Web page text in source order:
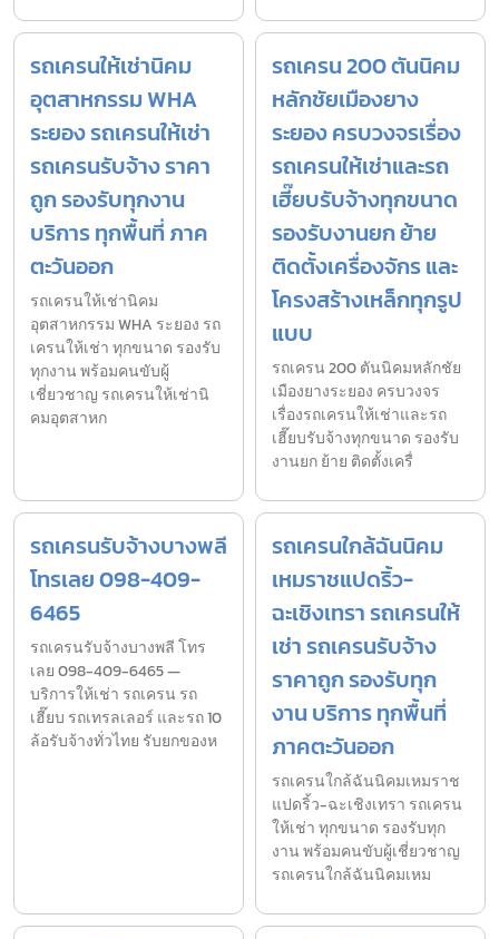
รถเครนให้เช่านิคม
อุตสาหกรรม WHA
ระยอง รถเครนให้เช่า
รถเครนรับจ้าง ราคา
ถูก รองรับทุกงาน
บริการ ทุกพื้นที่ ภาค
ตะวันออก
รถเครนให้เช่านิคม
อุตสาหกรรม WHA ระยอง รถ
เครนให้เช่า ทุกขนาด รองรับ
ทุกงาน พร้อมคนขับผู้
เชี่ยวชาญ รถเครนให้เช่านิ
คมอุตสาหก
รถเครน 200 ตันนิคม
หลักชัยเมืองยาง
ระยอง ครบวงจรเรื่อง
รถเครนให้เช่าและรถ
เฮี๊ยบรับจ้างทุกขนาด
รองรับงานยก ย้าย
ติดตั้งเครื่องจักร และ
โครงสร้างเหล็กทุกรูป
แบบ
รถเครน 200 ตันนิคมหลักชัย
เมืองยางระยอง ครบวงจร
เรื่องรถเครนให้เช่าและรถ
เฮี๊ยบรับจ้างทุกขนาด รองรับ
งานยก ย้าย ติดตั้งเครื่
รถเครนรับจ้างบางพลี
โทรเลย 098-409-
6465
รถเครนรับจ้างบางพลี โทร
เลย 098-409-6465 —
บริการให้เช่า รถเครน รถ
เฮี๊ยบ รถเทรลเลอร์ และรถ 10
ล้อรับจ้างทั่วไทย รับยกของห
รถเครนใกล้ฉันนิคม
เหมราชแปดริ้ว-
ฉะเชิงเทรา รถเครนให้
เช่า รถเครนรับจ้าง
ราคาถูก รองรับทุก
งาน บริการ ทุกพื้นที่
ภาคตะวันออก
รถเครนใกล้ฉันนิคมเหมราช
แปดริ้ว-ฉะเชิงเทรา รถเครน
ให้เช่า ทุกขนาด รองรับทุก
งาน พร้อมคนขับผู้เชี่ยวชาญ
รถเครนใกล้ฉันนิคมเหม